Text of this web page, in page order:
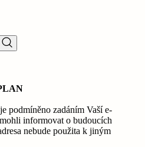
podmíněno zadáním Vaší e-
informovat o budoucích
nebude použita k jiným